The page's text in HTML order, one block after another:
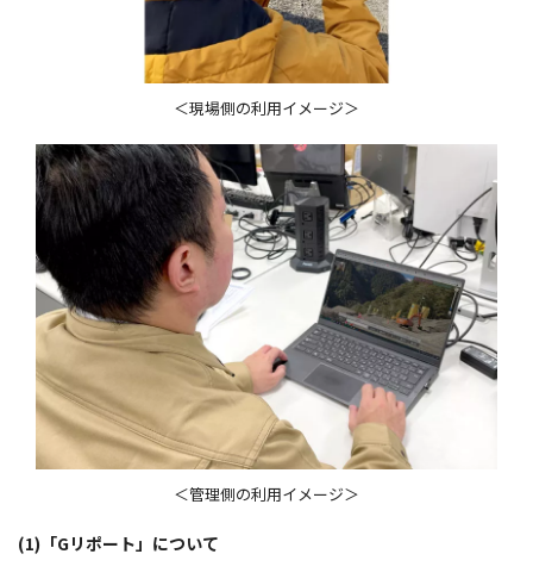
＜現場側の利用イメージ＞
＜管理側の利用イメージ＞
(1)「Gリポート」について